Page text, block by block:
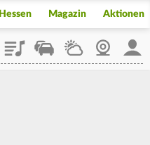
Magazin Aktionen
PlaylistStaupilotWetterWebcam